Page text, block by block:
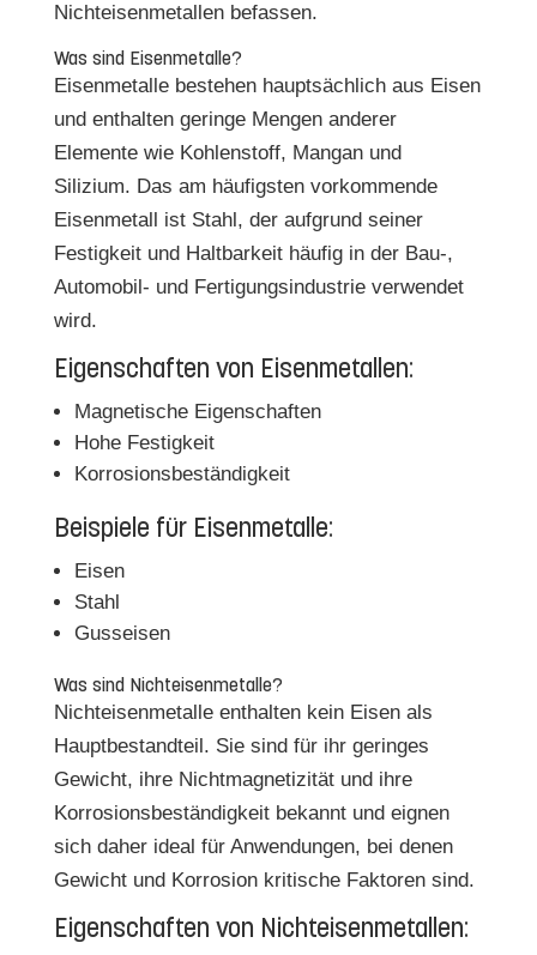
Nichteisenmetallen befassen.
Was sind Eisenmetalle?
Eisenmetalle bestehen hauptsächlich aus Eisen
und enthalten geringe Mengen anderer
Elemente wie Kohlenstoff, Mangan und
Silizium. Das am häufigsten vorkommende
Eisenmetall ist Stahl, der aufgrund seiner
Festigkeit und Haltbarkeit häufig in der Bau-,
Automobil- und Fertigungsindustrie verwendet
wird.
Eigenschaften von Eisenmetallen:
Magnetische Eigenschaften
Hohe Festigkeit
Korrosionsbeständigkeit
Beispiele für Eisenmetalle:
Eisen
Stahl
Gusseisen
Was sind Nichteisenmetalle?
Nichteisenmetalle enthalten kein Eisen als
Hauptbestandteil. Sie sind für ihr geringes
Gewicht, ihre Nichtmagnetizität und ihre
Korrosionsbeständigkeit bekannt und eignen
sich daher ideal für Anwendungen, bei denen
Gewicht und Korrosion kritische Faktoren sind.
Eigenschaften von Nichteisenmetallen: